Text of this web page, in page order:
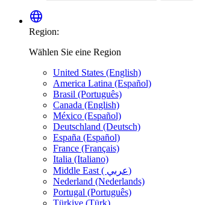
language
Region:
Wählen Sie eine Region
United States (English)
America Latina (Español)
Brasil (Português)
Canada (English)
México (Español)
Deutschland (Deutsch)
España (Español)
France (Français)
Italia (Italiano)
Middle East ( عربي)
Nederland (Nederlands)
Portugal (Português)
Türkiye (Türk)